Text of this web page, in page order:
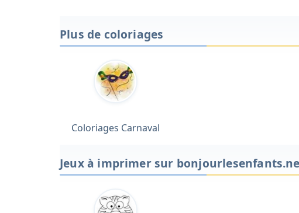
Plus de coloriages
Coloriages Carnaval
Jeux à imprimer sur